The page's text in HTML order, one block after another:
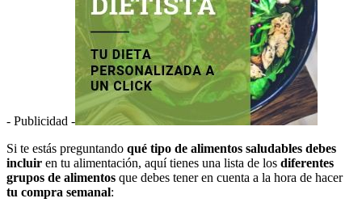
- Publicidad -
Si te estás preguntando qué tipo de alimentos saludables debes
incluir en tu alimentación, aquí tienes una lista de los diferentes
grupos de alimentos que debes tener en cuenta a la hora de hacer
tu compra semanal: